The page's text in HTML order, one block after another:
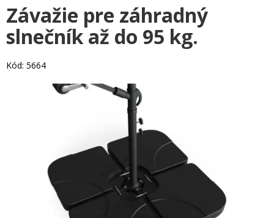
Závažie pre záhradný
slnečník až do 95 kg.
Kód: 5664